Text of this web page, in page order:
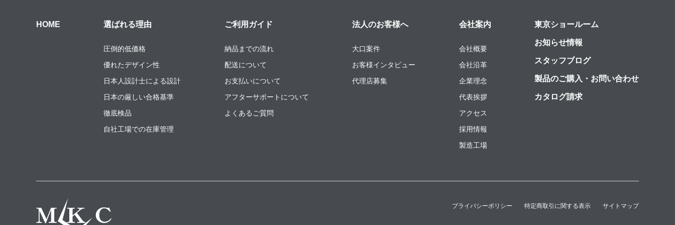
HOME 選ばれる理由
圧倒的低価格
優れたデザイン性
日本人設計士による設計
日本の厳しい合格基準
徹底検品
自社工場での在庫管理
ご利用ガイド
納品までの流れ
配送について
お支払いについて
アフターサポートについて
よくあるご質問
法人のお客様へ
大口案件
お客様インタビュー
代理店募集
会社案内
会社概要
会社沿革
企業理念
代表挨拶
アクセス
採用情報
製造工場
東京ショールーム
お知らせ情報
スタッフブログ
製品のご購入・お問い合わせ
カタログ請求
プライバシーポリシー 特定商取引に関する表示 サイトマップ